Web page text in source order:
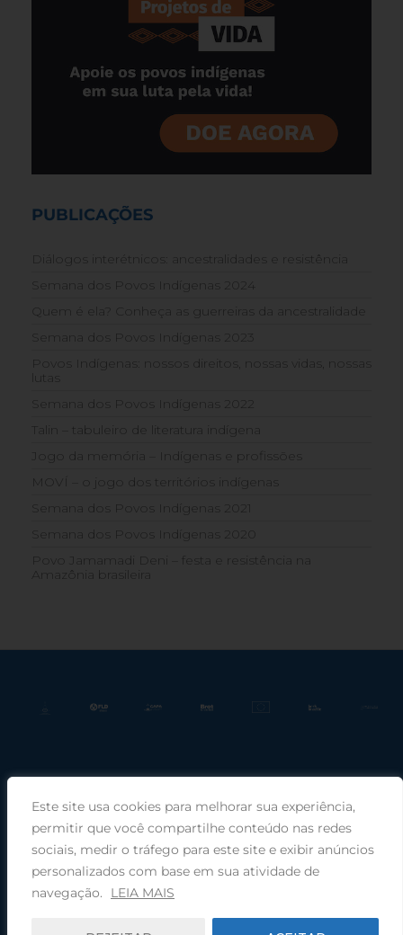
Este site usa cookies para melhorar sua experiência,
permitir que você compartilhe conteúdo nas redes
sociais, medir o tráfego para este site e exibir anúncios
personalizados com base em sua atividade de
navegação.
LEIA MAIS
PUBLICAÇÕES
Diálogos interétnicos: ancestralidades e resistência
Semana dos Povos Indígenas 2024
Quem é ela? Conheça as guerreiras da ancestralidade
Semana dos Povos Indígenas 2023
Povos Indígenas: nossos direitos, nossas vidas, nossas
lutas
Semana dos Povos Indígenas 2022
Talin – tabuleiro de literatura indígena
Jogo da memória – Indígenas e profissões
MOVÍ – o jogo dos territórios indígenas
Semana dos Povos Indígenas 2021
Semana dos Povos Indígenas 2020
Povo Jamamadi Deni – festa e resistência na
Amazônia brasileira
Praça Rui Barbosa, 220, sala 66, Porto Alegre, RS, 90030-100 |
Telefone: (51) 99949-1120
© 2026 COMIN - Conselho de Missão entre Povos Indígenas ·